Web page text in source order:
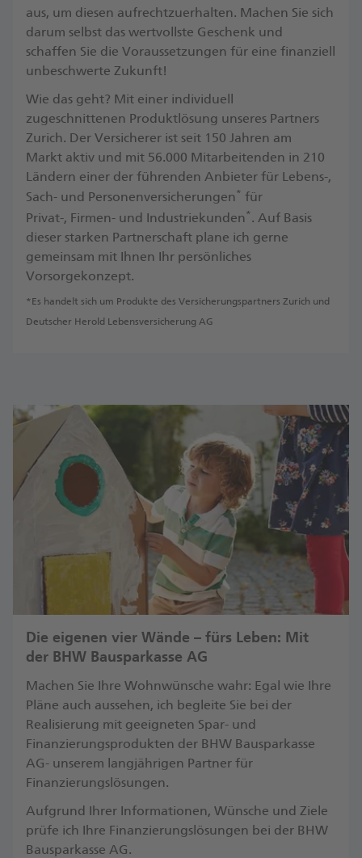
aus, um diesen aufrechtzuerhalten. Machen Sie sich
darum selbst das wertvollste Geschenk und
schaffen Sie die Voraussetzungen für eine finanziell
unbeschwerte Zukunft! ​
Wie das geht? Mit einer individuell
zugeschnittenen Produktlösung unseres Partners
Zurich. Der Versicherer ist seit 150 Jahren am
Markt aktiv und mit 56.000 Mitarbeitenden in 210
Ländern einer der führenden Anbieter für Lebens-,
Sach- und Personenversicherungen* für
Privat-, Firmen- und Industriekunden*. ​Auf Basis
dieser starken Partnerschaft plane ich gerne
gemeinsam mit Ihnen Ihr persönliches
Vorsorgekonzept.
*Es handelt sich um Produkte des Versicherungspartners Zurich und
Deutscher Herold Lebensversicherung AG
Die eigenen vier Wände – fürs Leben: Mit
der BHW Bausparkasse AG
Machen Sie Ihre Wohnwünsche wahr: Egal wie Ihre
Pläne auch aussehen, ich begleite Sie bei der
Realisierung mit geeigneten Spar- und
Finanzierungsprodukten der BHW Bausparkasse
AG- unserem langjährigen Partner für
Finanzierungslösungen.
Aufgrund Ihrer Informationen, Wünsche und Ziele
prüfe ich Ihre Finanzierungslösungen bei der BHW
Bausparkasse AG.